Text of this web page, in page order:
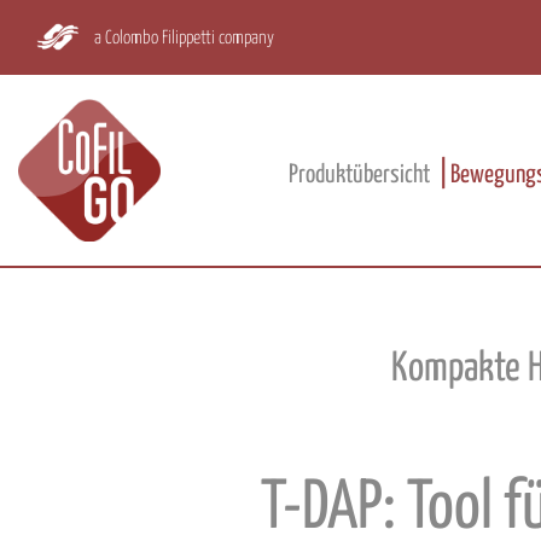
a Colombo Filippetti company
Produktübersicht
Kompakte
T-DAP: